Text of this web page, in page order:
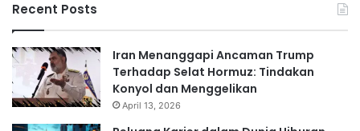
Recent Posts
Iran Menanggapi Ancaman Trump
Terhadap Selat Hormuz: Tindakan
Konyol dan Menggelikan
April 13, 2026